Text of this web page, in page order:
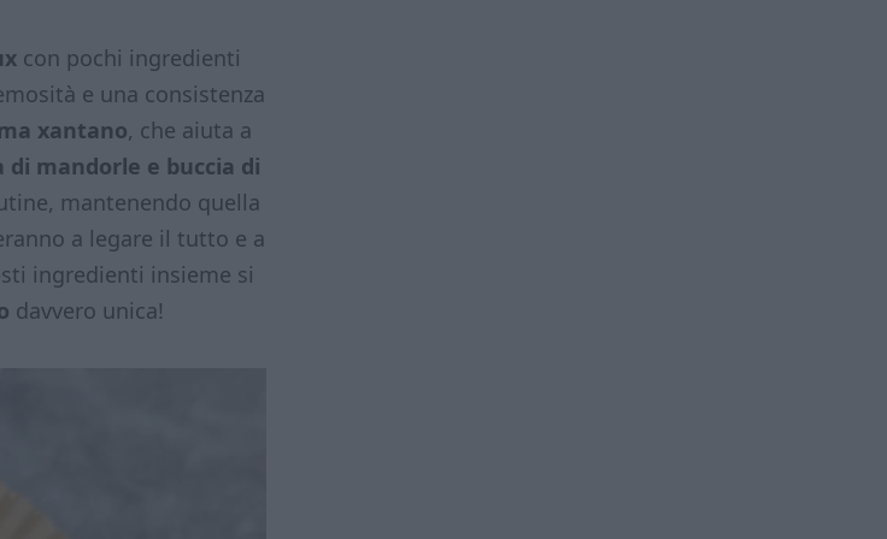
con pochi ingredienti
e una consistenza
xantano, che aiuta a
di mandorle e buccia di
mantenendo quella
a legare il tutto e a
ingredienti insieme si
davvero unica!